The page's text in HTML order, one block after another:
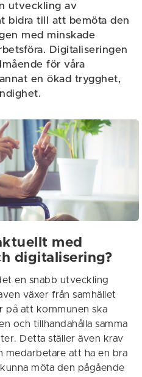
utveckling av
bidra till att bemöta den
med minskade
Digitaliseringen
för våra
en ökad trygghet,
med
digitalisering?
en snabb utveckling
växer från samhället
på att kommunen ska
och tillhandahålla samma
Detta ställer även krav
medarbetare att ha en bra
möta den pågående